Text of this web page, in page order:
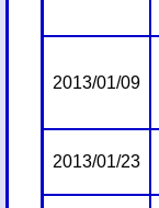
2013/01/09
2013/01/23